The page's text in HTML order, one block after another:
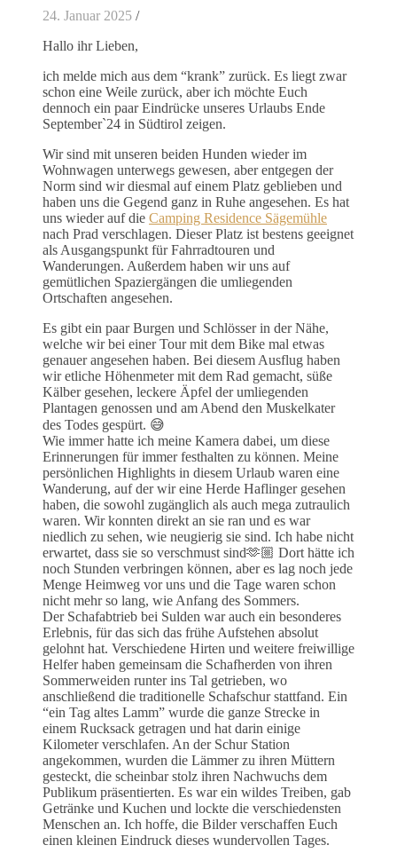
24. Januar 2025 /
Hallo ihr Lieben,
ich melde mich aus dem “krank” zurück. Es liegt zwar
schon eine Weile zurück, aber ich möchte Euch
dennoch ein paar Eindrücke unseres Urlaubs Ende
September`24 in Südtirol zeigen.
Wir sind mit unseren beiden Hunden wieder im
Wohnwagen unterwegs gewesen, aber entgegen der
Norm sind wir diesmal auf einem Platz geblieben und
haben uns die Gegend ganz in Ruhe angesehen. Es hat
uns wieder auf die Camping Residence Sägemühle
nach Prad verschlagen. Dieser Platz ist bestens geeignet
als Ausgangspunkt für Fahrradtouren und
Wanderungen. Außerdem haben wir uns auf
gemütlichen Spaziergängen die umliegenden
Ortschaften angesehen.
Es gibt ein paar Burgen und Schlösser in der Nähe,
welche wir bei einer Tour mit dem Bike mal etwas
genauer angesehen haben. Bei diesem Ausflug haben
wir etliche Höhenmeter mit dem Rad gemacht, süße
Kälber gesehen, leckere Äpfel der umliegenden
Plantagen genossen und am Abend den Muskelkater
des Todes gespürt. 😅
Wie immer hatte ich meine Kamera dabei, um diese
Erinnerungen für immer festhalten zu können. Meine
persönlichen Highlights in diesem Urlaub waren eine
Wanderung, auf der wir eine Herde Haflinger gesehen
haben, die sowohl zugänglich als auch mega zutraulich
waren. Wir konnten direkt an sie ran und es war
niedlich zu sehen, wie neugierig sie sind. Ich habe nicht
erwartet, dass sie so verschmust sind🫶🏼 Dort hätte ich
noch Stunden verbringen können, aber es lag noch jede
Menge Heimweg vor uns und die Tage waren schon
nicht mehr so lang, wie Anfang des Sommers.
Der Schafabtrieb bei Sulden war auch ein besonderes
Erlebnis, für das sich das frühe Aufstehen absolut
gelohnt hat. Verschiedene Hirten und weitere freiwillige
Helfer haben gemeinsam die Schafherden von ihren
Sommerweiden runter ins Tal getrieben, wo
anschließend die traditionelle Schafschur stattfand. Ein
“ein Tag altes Lamm” wurde die ganze Strecke in
einem Rucksack getragen und hat darin einige
Kilometer verschlafen. An der Schur Station
angekommen, wurden die Lämmer zu ihren Müttern
gesteckt, die scheinbar stolz ihren Nachwuchs dem
Publikum präsentierten. Es war ein wildes Treiben, gab
Getränke und Kuchen und lockte die verschiedensten
Menschen an. Ich hoffe, die Bilder verschaffen Euch
einen kleinen Eindruck dieses wundervollen Tages.